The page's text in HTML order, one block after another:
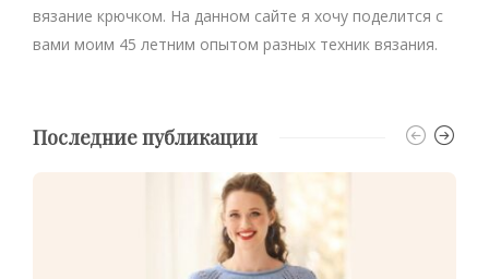
вязание крючком. На данном сайте я хочу поделится с
вами моим 45 летним опытом разных техник вязания.
Последние публикации